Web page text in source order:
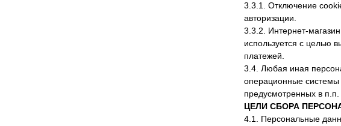
3.3.1. Отключение
авторизации.
3.3.2. Интернет-
используется с целью
платежей.
3.4. Любая иная
операционные системы
предусмотренных в
ЦЕЛИ СБОРА
4.1. Персональные